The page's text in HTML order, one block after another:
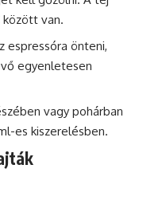
között van.
espressóra önteni,
egyenletesen
vagy pohárban
es kiszerelésben.